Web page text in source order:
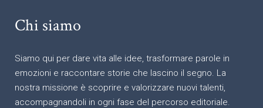
Chi siamo
Siamo qui per dare vita alle idee, trasformare parole in
emozioni e raccontare storie che lascino il segno. La
nostra missione è scoprire e valorizzare nuovi talenti,
accompagnandoli in ogni fase del percorso editoriale.